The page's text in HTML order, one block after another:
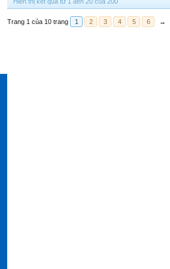
Trang 1 của 10 trang 1 2 3 4 5 6 →